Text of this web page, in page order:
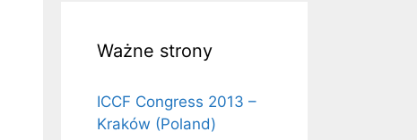
Ważne strony
ICCF Congress 2013 –
Kraków (Poland)